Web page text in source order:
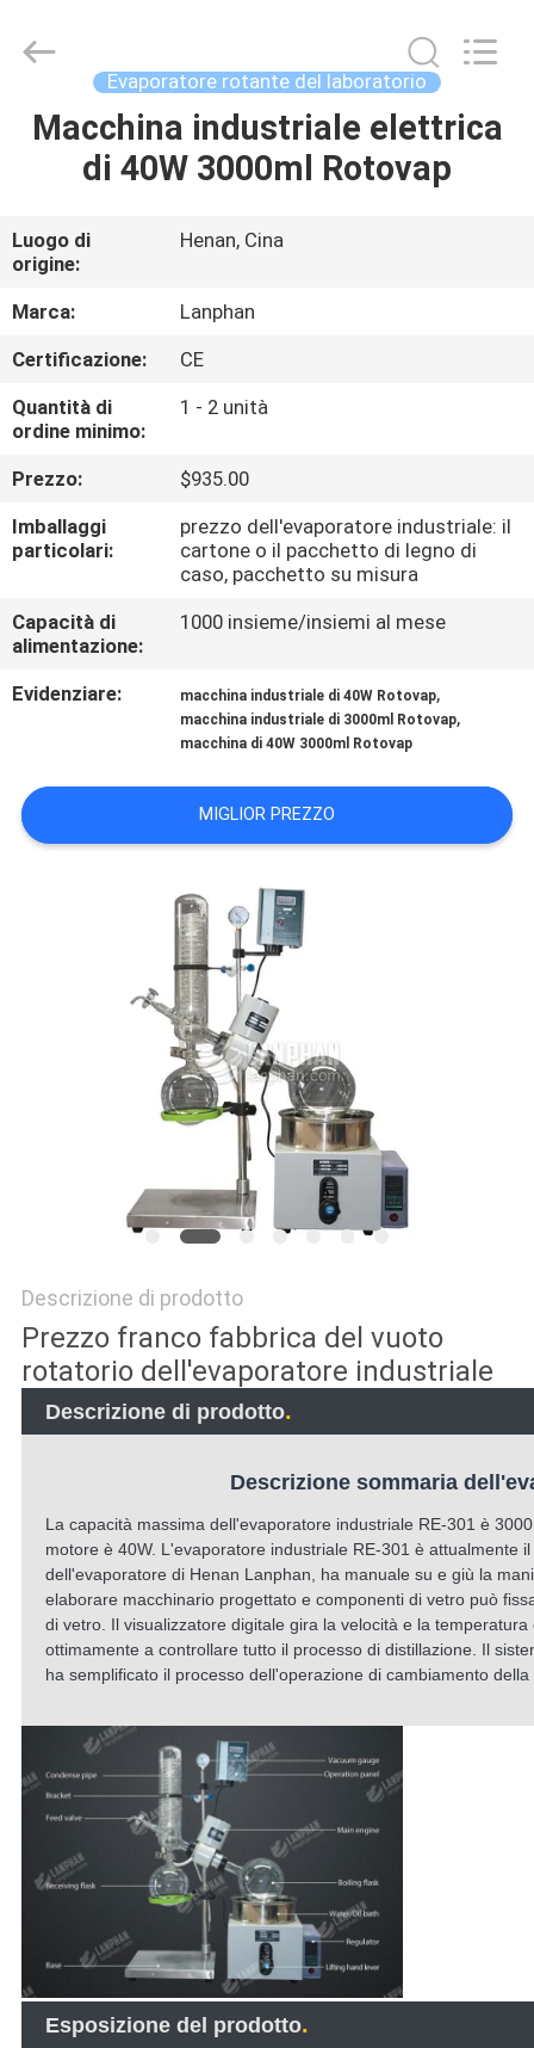
CASA
VIDEO
CIRCA
NOI
GIRO
DELLA
FABBRICA
CONTROLLO
QUALITÀ
CONTATTICI
POLITICA
Lanphan
Industry
Rights
Reserved.
Evaporatore rotante del laboratorio
Macchina industriale elettrica
di 40W 3000ml Rotovap
Luogo di
origine:
Henan, Cina
Marca:
Lanphan
Certificazione:
CE
Quantità di
ordine minimo:
1 - 2 unità
Prezzo:
$935.00
Imballaggi
particolari:
prezzo dell'evaporatore industriale: il
cartone o il pacchetto di legno di
caso, pacchetto su misura
Capacità di
alimentazione:
1000 insieme/insiemi al mese
Evidenziare: macchina industriale di 40W Rotovap,
macchina industriale di 3000ml Rotovap,
macchina di 40W 3000ml Rotovap
MIGLIOR PREZZO
Descrizione di prodotto
Prezzo franco fabbrica del vuoto
rotatorio dell'evaporatore industriale
Descrizione di prodotto.
Descrizione sommaria
La capacità massima dell'evaporatore industriale RE-301 è
motore è 40W. L'evaporatore industriale RE-301 è attualmente
dell'evaporatore di Henan Lanphan, ha manuale su e giù la
elaborare macchinario progettato e componenti di vetro può
di vetro. Il visualizzatore digitale gira la velocità e la
ottimamente a controllare tutto il processo di distillazione. Il
ha semplificato il processo dell'operazione di cambiamento
Esposizione del prodotto.